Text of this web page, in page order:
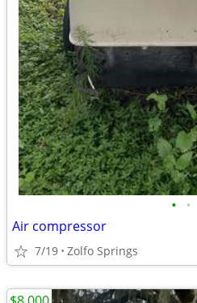
• •
Air compressor
7/19 Zolfo Springs